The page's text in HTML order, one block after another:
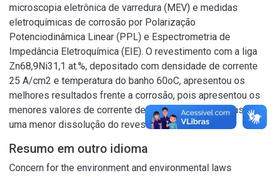
microscopia eletrônica de varredura (MEV) e medidas
eletroquímicas de corrosão por Polarização
Potenciodinâmica Linear (PPL) e Espectrometria de
Impedância Eletroquímica (EIE). O revestimento com a liga
Zn68,9Ni31,1 at.%, depositado com densidade de corrente
25 A/cm2 e temperatura do banho 60oC, apresentou os
melhores resultados frente a corrosão, pois apresentou os
menores valores de corrente de corrosão, indicando assim
uma menor dissolução do revestimento.
Resumo em outro idioma
Concern for the environment and environmental laws